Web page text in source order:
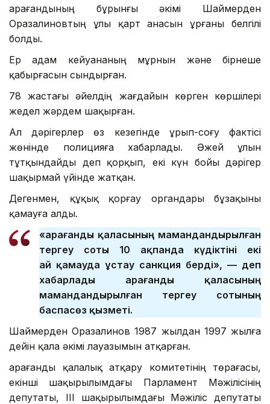
Қарағандының бұрынғы әкімі Шаймерден
Оразалиновтың ұлы қарт анасын ұрғаны белгілі
болды.
Ер адам кейуананың мұрнын және бірнеше
қабырғасын сындырған.
78 жастағы әйелдің жағдайын көрген көршілері
жедел жәрдем шақырған.
Ал дәрігерлер өз кезегінде ұрып-соғу фактісі
жөнінде полицияға хабарлады. Әжей ұлын
тұтқындайды деп қорқып, екі күн бойы дәрігер
шақырмай үйінде жатқан.
Дегенмен, құқық қорғау органдары бұзақыны
қамауға алды.
«Қарағанды қаласының мамандандырылған
тергеу соты 10 ақпанда күдіктіні екі
ай қамауда ұстау санкция берді», — деп
хабарлады Қарағанды қаласының
мамандандырылған тергеу сотының
баспасөз қызметі.
Шаймерден Оразалинов 1987 жылдан 1997 жылға
дейін қала әкімі лауазымын атқарған.
Қарағанды қалалық атқару комитетінің төрағасы,
екінші шақырылымдағы Парламент Мәжілісінің
депутаты, ІІІ шақырылымдағы Мәжіліс депутаты